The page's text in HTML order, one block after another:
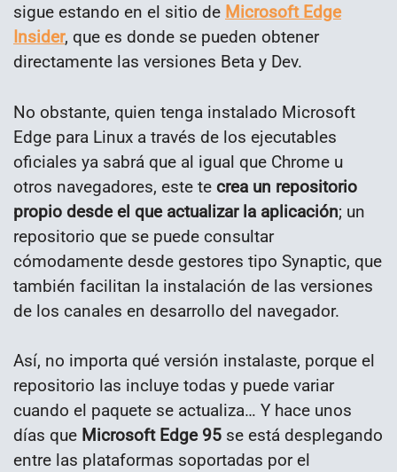
sigue estando en el sitio de Microsoft Edge
Insider, que es donde se pueden obtener
directamente las versiones Beta y Dev.
No obstante, quien tenga instalado Microsoft
Edge para Linux a través de los ejecutables
oficiales ya sabrá que al igual que Chrome u
otros navegadores, este te crea un repositorio
propio desde el que actualizar la aplicación; un
repositorio que se puede consultar
cómodamente desde gestores tipo Synaptic, que
también facilitan la instalación de las versiones
de los canales en desarrollo del navegador.
Así, no importa qué versión instalaste, porque el
repositorio las incluye todas y puede variar
cuando el paquete se actualiza… Y hace unos
días que Microsoft Edge 95 se está desplegando
entre las plataformas soportadas por el